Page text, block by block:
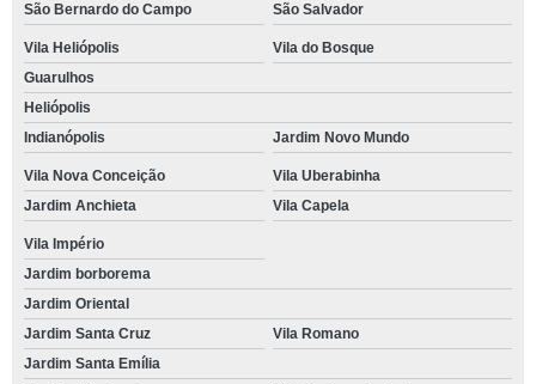
São Bernardo do Campo São Salvador
Vila Heliópolis
Vila do Bosque
Guarulhos
Heliópolis
Indianópolis
Jardim Novo Mundo
Vila Nova Conceição
Vila Uberabinha
Jardim Anchieta
Vila Capela
Vila Império
Jardim borborema
Jardim Oriental
Jardim Santa Cruz
Vila Romano
Jardim Santa Emília